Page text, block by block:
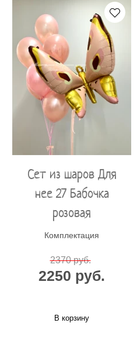
Сет из шаров Для
нее 27 Бабочка
розовая
Комплектация
2370 руб.
2250 руб.
В корзину